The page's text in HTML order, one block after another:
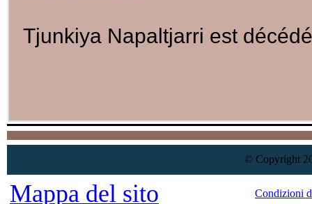
Tjunkiya Napaltjarri est
© Copyright
Mappa del sito Condizioni